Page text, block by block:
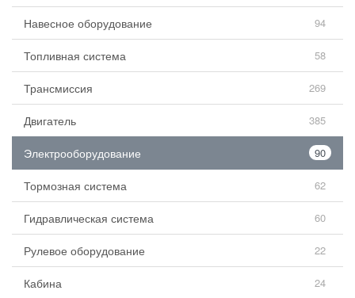
Навесное оборудование 94
Топливная система 58
Трансмиссия 269
Двигатель 385
Электрооборудование 90
Тормозная система 62
Гидравлическая система 60
Рулевое оборудование 22
Кабина 24